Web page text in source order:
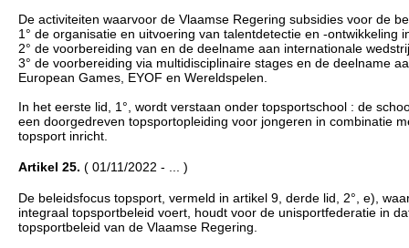
De activiteiten waarvoor de Vlaamse Regering subsidies voor de
1° de organisatie en uitvoering van talentdetectie en -
2° de voorbereiding van en de deelname aan internationale
3° de voorbereiding via multidisciplinaire stages en de deelname
European Games, EYOF en Wereldspelen.
In het eerste lid, 1°, wordt verstaan onder topsportschool : de
een doorgedreven topsportopleiding voor jongeren in combinatie
topsport inricht.
Artikel 25. ( 01/11/2022 - ... )
De beleidsfocus topsport, vermeld in artikel 9, derde lid, 2°, e),
integraal topsportbeleid voert, houdt voor de unisportfederatie in
topsportbeleid van de Vlaamse Regering.